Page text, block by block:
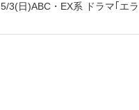
5/3(日)ABC・EX系 ドラマ｢エ